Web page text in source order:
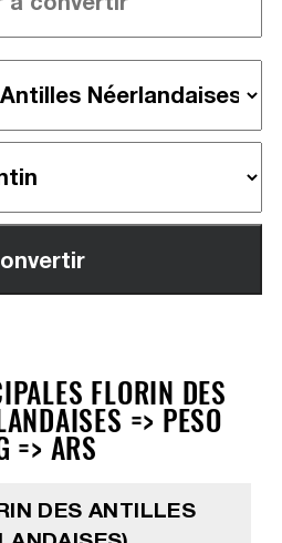
FLORIN DES
=> PESO
=> ARS
DES ANTILLES